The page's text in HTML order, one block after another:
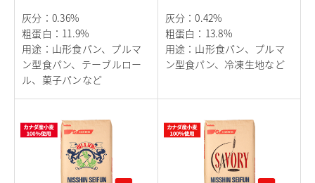
灰分 ： 0.36%
粗蛋白 ： 11.9%
用途 ： 山形食パン、プルマ
ン型食パン、テーブルロー
ル、菓子パンなど
灰分 ：0.42%
粗蛋白 ： 13.8%
用途 ： 山形食パン、プルマ
ン型食パン、冷凍生地など